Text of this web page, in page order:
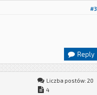
#3
Reply
Liczba postów: 20
4